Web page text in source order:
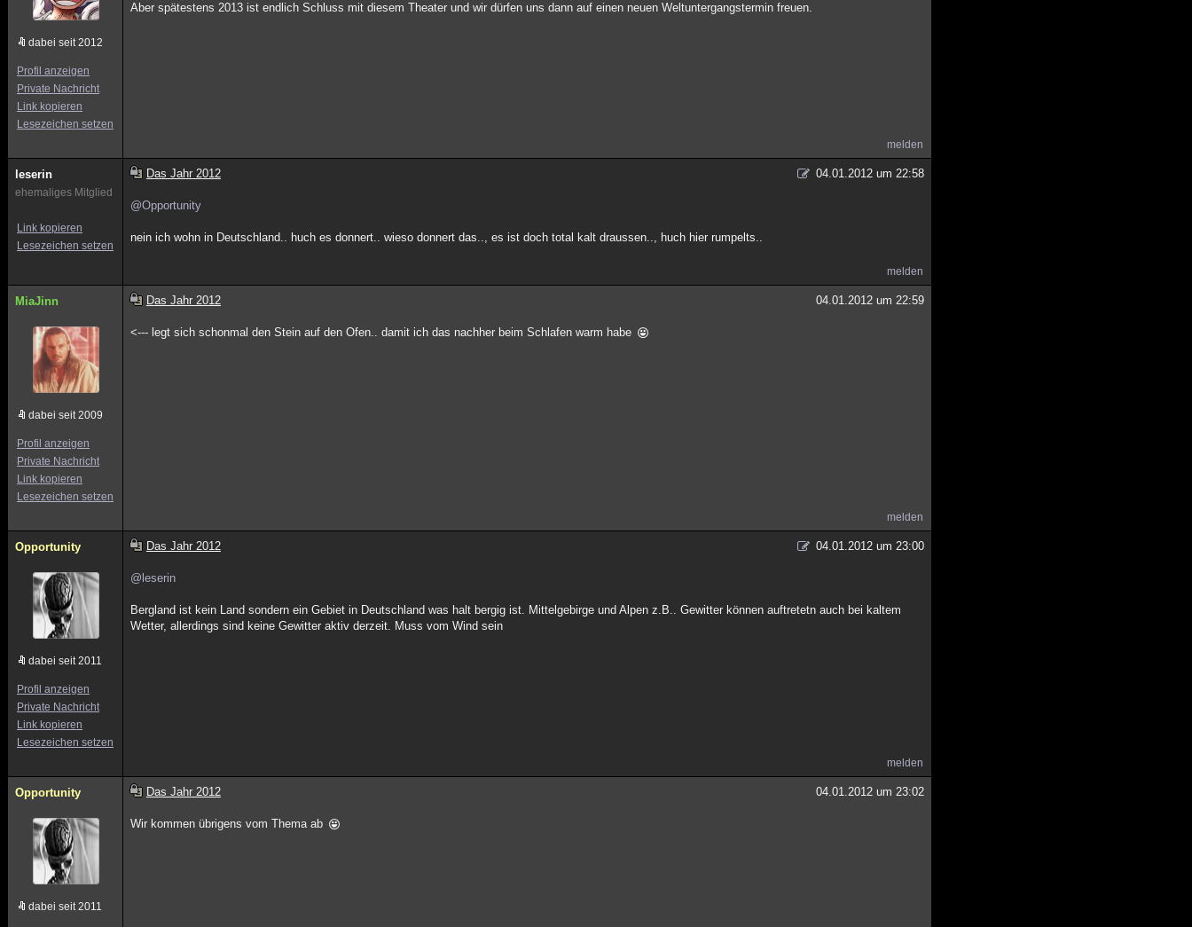
dabei seit 2012
Profil anzeigen
Private Nachricht
Link kopieren
Lesezeichen setzen
Aber spätestens 2013 ist endlich Schluss mit diesem Theater und wir dürfen uns dann auf einen neuen Weltuntergangstermin freuen.
melden
leserin
ehemaliges Mitglied
Link kopieren
Lesezeichen setzen
Das Jahr 2012 04.01.2012 um 22:58
@Opportunity
nein ich wohn in Deutschland.. huch es donnert.. wieso donnert das.., es ist doch total kalt draussen.., huch hier rumpelts..
melden
MiaJinn
dabei seit 2009
Profil anzeigen
Private Nachricht
Link kopieren
Lesezeichen setzen
Das Jahr 2012 04.01.2012 um 22:59
<--- legt sich schonmal den Stein auf den Ofen.. damit ich das nachher beim Schlafen warm habe
melden
Opportunity
dabei seit 2011
Profil anzeigen
Private Nachricht
Link kopieren
Lesezeichen setzen
Das Jahr 2012 04.01.2012 um 23:00
@leserin
Bergland ist kein Land sondern ein Gebiet in Deutschland was halt bergig ist. Mittelgebirge und Alpen z.B.. Gewitter können auftretetn auch bei kaltem
Wetter, allerdings sind keine Gewitter aktiv derzeit. Muss vom Wind sein
melden
Opportunity
dabei seit 2011
Das Jahr 2012 04.01.2012 um 23:02
Wir kommen übrigens vom Thema ab